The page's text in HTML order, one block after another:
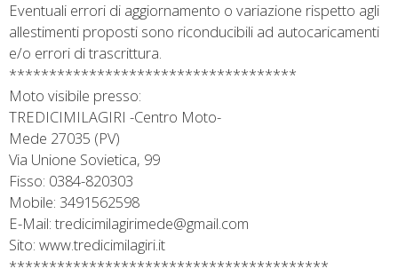
Eventuali errori di aggiornamento o variazione rispetto agli
allestimenti proposti sono riconducibili ad autocaricamenti
e/o errori di trascrittura.
************************************
Moto visibile presso:
TREDICIMILAGIRI -Centro Moto-
Mede 27035 (PV)
Via Unione Sovietica, 99
Fisso: 0384-820303
Mobile: 3491562598
E-Mail: tredicimilagirimede@gmail.com
Sito: www.tredicimilagiri.it
****************************************